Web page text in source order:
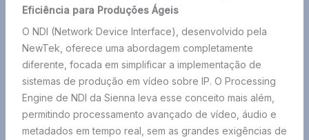
Eficiência para Produções Ágeis
O NDI (Network Device Interface), desenvolvido pela
NewTek, oferece uma abordagem completamente
diferente, focada em simplificar a implementação de
sistemas de produção em vídeo sobre IP. O Processing
Engine de NDI da Sienna leva esse conceito mais além,
permitindo processamento avançado de vídeo, áudio e
metadados em tempo real, sem as grandes exigências de